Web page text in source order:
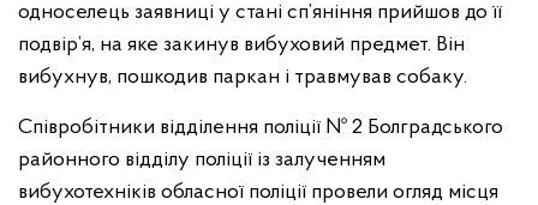
односелець заявниці у стані сп’яніння прийшов до її
подвір’я, на яке закинув вибуховий предмет. Він
вибухнув, пошкодив паркан і травмував собаку.
Співробітники відділення поліції № 2 Болградського
районного відділу поліції із залученням
вибухотехніків обласної поліції провели огляд місця